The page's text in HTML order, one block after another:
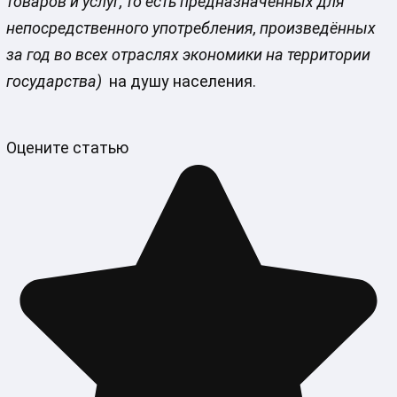
непосредственного употребления, произведённых
за год во всех отраслях экономики на территории
государства) на душу населения.
Оцените статью